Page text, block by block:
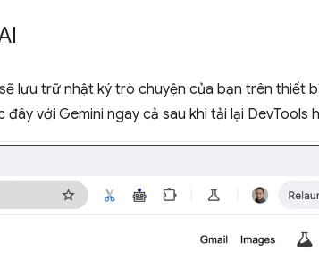
sẽ lưu trữ nhật ký trò chuyện của bạn trên thiết
với Gemini ngay cả sau khi tải lại DevTools